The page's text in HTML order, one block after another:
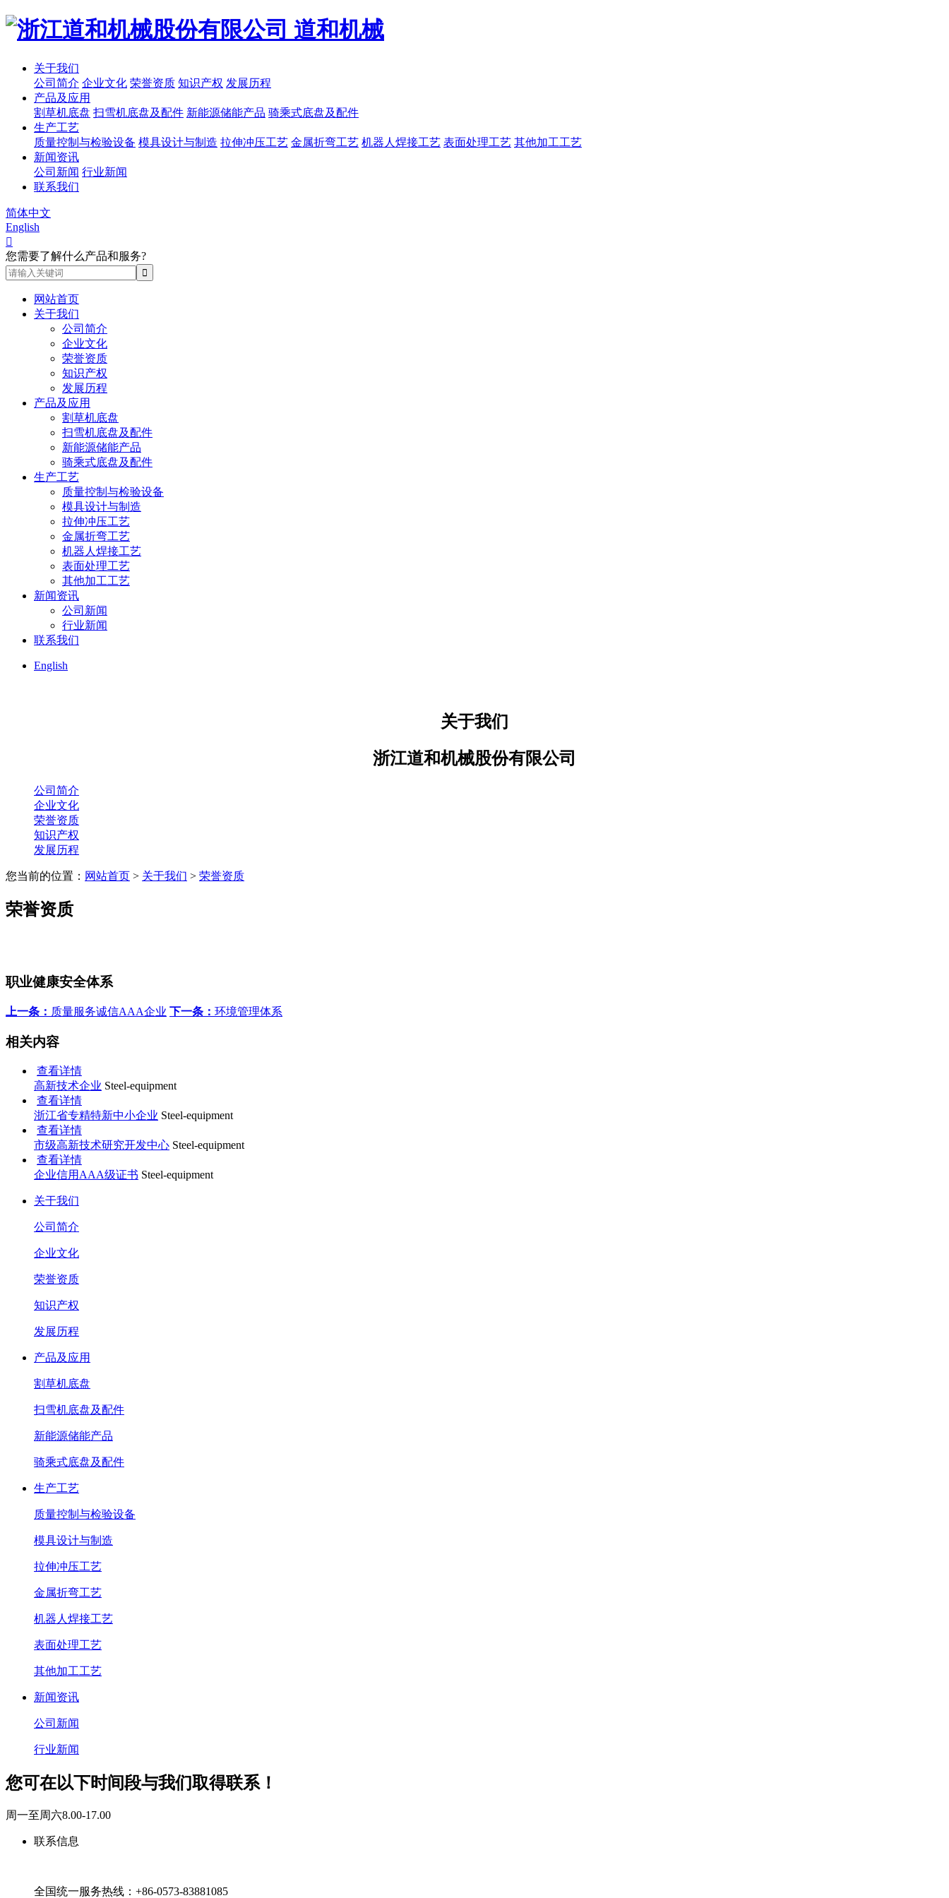
道和机械
关于我们
公司简介 企业文化 荣誉资质 知识产权 发展历程
产品及应用
割草机底盘 扫雪机底盘及配件 新能源储能产品 骑乘式底盘及配件
生产工艺
质量控制与检验设备 模具设计与制造 拉伸冲压工艺 金属折弯工艺 机器人焊接工艺 表面处理工艺 其他加工工艺
新闻资讯
公司新闻 行业新闻
联系我们
简体中文
English

您需要了解什么产品和服务?
网站首页
关于我们
公司简介
企业文化
荣誉资质
知识产权
发展历程
产品及应用
割草机底盘
扫雪机底盘及配件
新能源储能产品
骑乘式底盘及配件
生产工艺
质量控制与检验设备
模具设计与制造
拉伸冲压工艺
金属折弯工艺
机器人焊接工艺
表面处理工艺
其他加工工艺
新闻资讯
公司新闻
行业新闻
联系我们
English
关于我们
浙江道和机械股份有限公司
公司简介
企业文化
荣誉资质
知识产权
发展历程
您当前的位置： 网站首页 > 关于我们 > 荣誉资质
荣誉资质
职业健康安全体系
上一条： 质量服务诚信AAA企业 下一条： 环境管理体系
相关内容
查看详情
高新技术企业 Steel-equipment
查看详情
浙江省专精特新中小企业 Steel-equipment
查看详情
市级高新技术研究开发中心 Steel-equipment
查看详情
企业信用AAA级证书 Steel-equipment
关于我们
公司简介
企业文化
荣誉资质
知识产权
发展历程
产品及应用
割草机底盘
扫雪机底盘及配件
新能源储能产品
骑乘式底盘及配件
生产工艺
质量控制与检验设备
模具设计与制造
拉伸冲压工艺
金属折弯工艺
机器人焊接工艺
表面处理工艺
其他加工工艺
新闻资讯
公司新闻
行业新闻
您可在以下时间段与我们取得联系！
周一至周六8.00-17.00
联系信息
全国统一服务热线：+86-0573-83881085